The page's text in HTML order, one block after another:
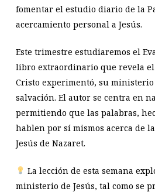
fomentar el estudio diario de la
acercamiento personal a Jesús.
Este trimestre estudiaremos el
libro extraordinario que revela
Cristo experimentó, su
salvación. El autor se centra en
permitiendo que las palabras,
hablen por sí mismos acerca de
Jesús de Nazaret.
La lección de esta semana
ministerio de Jesús, tal como se